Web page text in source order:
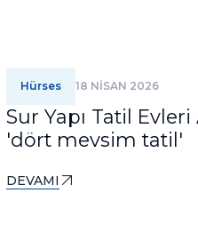
Hürses 18 NİSAN 2026
Sur Yapı Tatil
'dört mevsim tatil'
DEVAMI